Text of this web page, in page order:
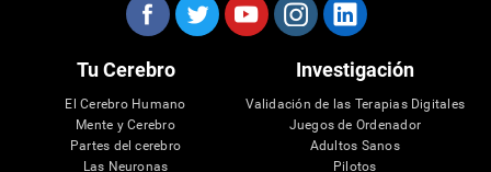
Tu Cerebro
El Cerebro Humano
Mente y Cerebro
Partes del cerebro
Las Neuronas
Investigación
Validación de las Terapias Digitales
Juegos de Ordenador
Adultos Sanos
Pilotos